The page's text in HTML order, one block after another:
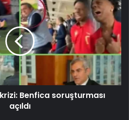
Benfica soruşturması
açıldı